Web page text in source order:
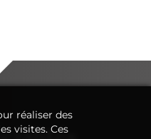
réaliser des
visites. Ces